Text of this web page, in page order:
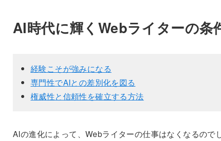
AI時代に輝くWebライターの条
経験こそが強みになる
専門性でAIとの差別化を図る
権威性と信頼性を確立する方法
AIの進化によって、Webライターの仕事はなくなるので